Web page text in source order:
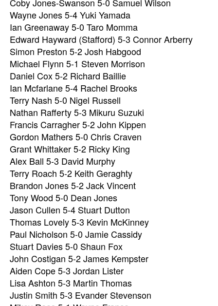
Coby Jones-Swanson 5-0 Samuel Wilson
Wayne Jones 5-4 Yuki Yamada
Ian Greenaway 5-0 Taro Momma
Edward Hayward (Stafford) 5-3 Connor Arberry
Simon Preston 5-2 Josh Habgood
Michael Flynn 5-1 Steven Morrison
Daniel Cox 5-2 Richard Baillie
Ian Mcfarlane 5-4 Rachel Brooks
Terry Nash 5-0 Nigel Russell
Nathan Rafferty 5-3 Mikuru Suzuki
Francis Carragher 5-2 John Kippen
Gordon Mathers 5-0 Chris Craven
Grant Whittaker 5-2 Ricky King
Alex Ball 5-3 David Murphy
Terry Roach 5-2 Keith Geraghty
Brandon Jones 5-2 Jack Vincent
Tony Wood 5-0 Dean Jones
Jason Cullen 5-4 Stuart Dutton
Thomas Lovely 5-3 Kevin McKinney
Paul Nicholson 5-0 Jamie Cassidy
Stuart Davies 5-0 Shaun Fox
John Costigan 5-2 James Kempster
Aiden Cope 5-3 Jordan Lister
Lisa Ashton 5-3 Martin Thomas
Justin Smith 5-3 Evander Stevenson